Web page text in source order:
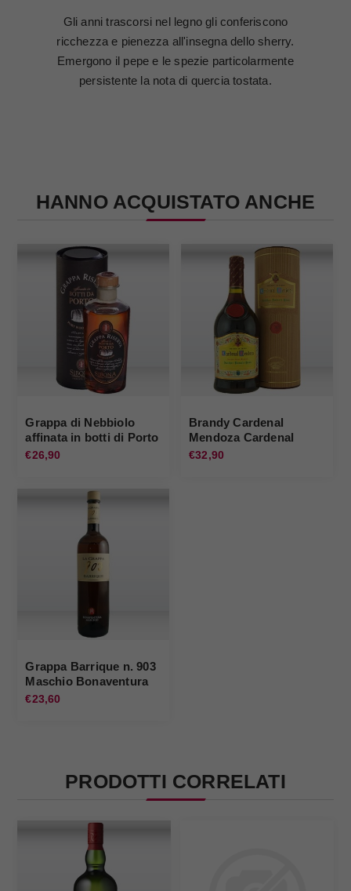
Gli anni trascorsi nel legno gli conferiscono
ricchezza e pienezza all'insegna dello sherry.
Emergono il pepe e le spezie particolarmente
persistente la nota di quercia tostata.
HANNO ACQUISTATO ANCHE
Grappa di Nebbiolo
affinata in botti di Porto
Sibona Sibona
€26,90
Brandy Cardenal
Mendoza Cardenal
Mendoza
€32,90
Grappa Barrique n. 903
Maschio Bonaventura
Maschio
€23,60
PRODOTTI CORRELATI